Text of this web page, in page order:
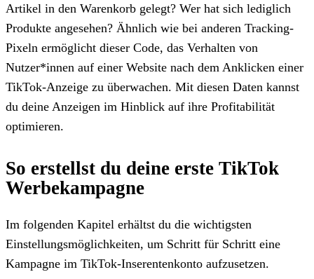
Artikel in den Warenkorb gelegt? Wer hat sich lediglich
Produkte angesehen? Ähnlich wie bei anderen Tracking-
Pixeln ermöglicht dieser Code, das Verhalten von
Nutzer*innen auf einer Website nach dem Anklicken einer
TikTok-Anzeige zu überwachen. Mit diesen Daten kannst
du deine Anzeigen im Hinblick auf ihre Profitabilität
optimieren.
So erstellst du deine erste TikTok
Werbekampagne
Im folgenden Kapitel erhältst du die wichtigsten
Einstellungsmöglichkeiten, um Schritt für Schritt eine
Kampagne im TikTok-Inserentenkonto aufzusetzen.